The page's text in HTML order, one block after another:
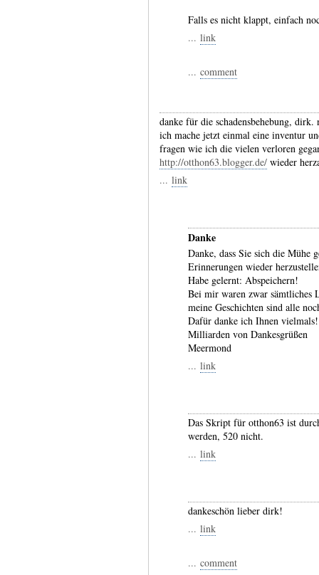
Falls es nicht klappt, einfach
... link
... comment
danke für die schadensbehebung,
ich mache jetzt einmal eine inventur
fragen wie ich die vielen verloren
http://otthon63.blogger.de/ wieder
... link
Danke
Danke, dass Sie sich die Mühe
Erinnerungen wieder
Habe gelernt: Abspeichern!
Bei mir waren zwar
meine Geschichten sind alle
Dafür danke ich Ihnen vielmals!
Milliarden von Dankesgrüßen
Meermond
... link
Das Skript für otthon63 ist
werden, 520 nicht.
... link
dankeschön lieber dirk!
... link
... comment